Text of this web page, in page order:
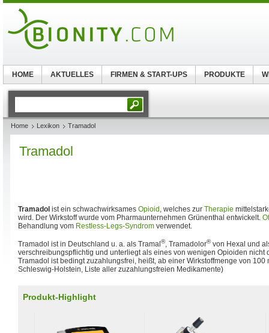
Home Lexikon Tramadol
Tramadol
Tramadol ist ein schwachwirksames Opioid , welches zur Therapie
wird. Der Wirkstoff wurde vom Pharmaunternehmen Grünenthal entwickelt.
Behandlung vom Restless-Legs-Syndrom verwendet.
Tramadol ist in Deutschland u. a. als Tramal ®, Tramadolor®von Hexal und
verschreibungspflichtig und unterliegt als eines von wenigen Opioiden nicht
Tramadol ist bedingt zuzahlungsfrei, heißt, ab einer Wirkstoffmenge von 100
Schleswig-Holstein, Liste aller zuzahlungsfreien Medikamente)
Produkt-Highlight
HOME AKTUELLES FIRMEN & START-UPS PRODUKTE